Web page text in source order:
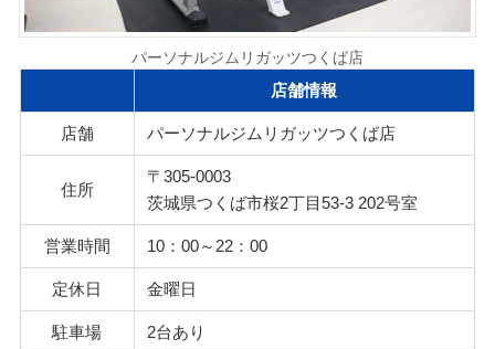
パーソナルジムリガッツつくば店
店舗情報
店舗 パーソナルジムリガッツつくば店
住所
〒305-0003
茨城県つくば市桜2丁目53-3 202号室
営業時間 10：00～22：00
定休日 金曜日
駐車場 2台あり